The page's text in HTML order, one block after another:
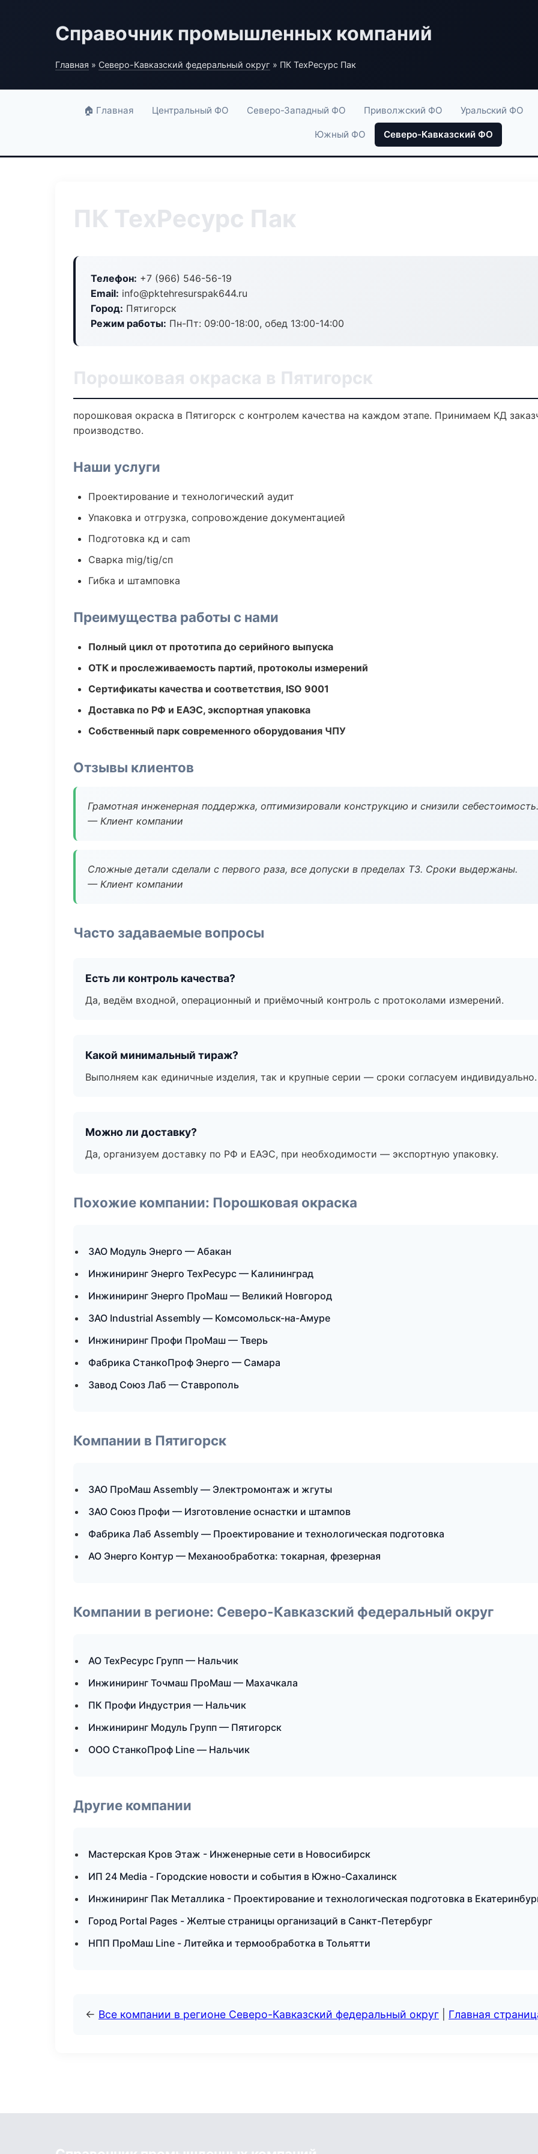
Справочник промышленных компаний
Главная » Северо-Кавказский федеральный округ » ПК ТехРесурс Пак
🏠 Главная Центральный ФО Северо-Западный ФО Приволжский ФО Уральский ФО
Южный ФО Северо-Кавказский ФО
ПК ТехРесурс Пак
Телефон: +7 (966) 546-56-19
Email: info@pktehresurspak644.ru
Город: Пятигорск
Режим работы: Пн-Пт: 09:00-18:00, обед 13:00-14:00
Порошковая окраска в Пятигорск
порошковая окраска в Пятигорск с контролем качества на каждом этапе. Принимаем КД
производство.
Наши услуги
Проектирование и технологический аудит
Упаковка и отгрузка, сопровождение документацией
Подготовка кд и cam
Сварка mig/tig/сп
Гибка и штамповка
Преимущества работы с нами
Полный цикл от прототипа до серийного выпуска
ОТК и прослеживаемость партий, протоколы измерений
Сертификаты качества и соответствия, ISO 9001
Доставка по РФ и ЕАЭС, экспортная упаковка
Собственный парк современного оборудования ЧПУ
Отзывы клиентов
Грамотная инженерная поддержка, оптимизировали конструкцию и снизили себестоимость.
— Клиент компании
Сложные детали сделали с первого раза, все допуски в пределах ТЗ. Сроки выдержаны.
— Клиент компании
Часто задаваемые вопросы
Есть ли контроль качества?
Да, ведём входной, операционный и приёмочный контроль с протоколами измерений.
Какой минимальный тираж?
Выполняем как единичные изделия, так и крупные серии — сроки согласуем индивидуально.
Можно ли доставку?
Да, организуем доставку по РФ и ЕАЭС, при необходимости — экспортную упаковку.
Похожие компании: Порошковая окраска
ЗАО Модуль Энерго — Абакан
Инжиниринг Энерго ТехРесурс — Калининград
Инжиниринг Энерго ПроМаш — Великий Новгород
ЗАО Industrial Assembly — Комсомольск-на-Амуре
Инжиниринг Профи ПроМаш — Тверь
Фабрика СтанкоПроф Энерго — Самара
Завод Союз Лаб — Ставрополь
Компании в Пятигорск
ЗАО ПроМаш Assembly — Электромонтаж и жгуты
ЗАО Союз Профи — Изготовление оснастки и штампов
Фабрика Лаб Assembly — Проектирование и технологическая подготовка
АО Энерго Контур — Механообработка: токарная, фрезерная
Компании в регионе: Северо-Кавказский федеральный округ
АО ТехРесурс Групп — Нальчик
Инжиниринг Точмаш ПроМаш — Махачкала
ПК Профи Индустрия — Нальчик
Инжиниринг Модуль Групп — Пятигорск
ООО СтанкоПроф Line — Нальчик
Другие компании
Мастерская Кров Этаж - Инженерные сети в Новосибирск
ИП 24 Media - Городские новости и события в Южно-Сахалинск
Инжиниринг Пак Металлика - Проектирование и технологическая подготовка в
Город Portal Pages - Желтые страницы организаций в Санкт-Петербург
НПП ПроМаш Line - Литейка и термообработка в Тольятти
← Все компании в регионе Северо-Кавказский федеральный округ Главная